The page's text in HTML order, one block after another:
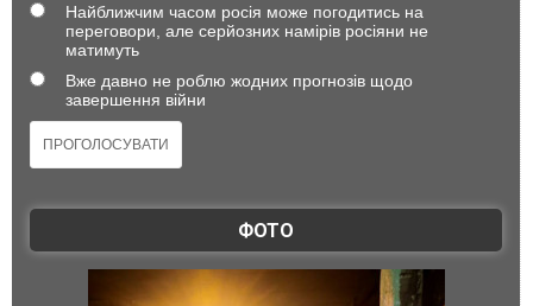
Найближчим часом росія може погодитись на
переговори, але серйозних намірів росіяни не
матимуть
Вже давно не роблю жодних прогнозів щодо
завершення війни
ФОТО